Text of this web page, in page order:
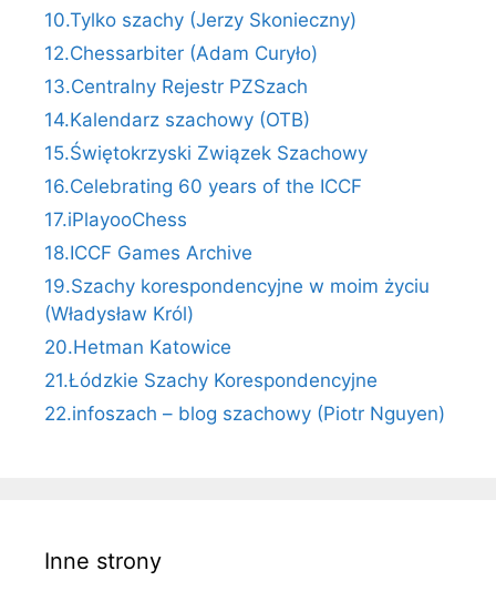
10.Tylko szachy (Jerzy Skonieczny)
12.Chessarbiter (Adam Curyło)
13.Centralny Rejestr PZSzach
14.Kalendarz szachowy (OTB)
15.Świętokrzyski Związek Szachowy
16.Celebrating 60 years of the ICCF
17.iPlayooChess
18.ICCF Games Archive
19.Szachy korespondencyjne w moim życiu
(Władysław Król)
20.Hetman Katowice
21.Łódzkie Szachy Korespondencyjne
22.infoszach – blog szachowy (Piotr Nguyen)
Inne strony